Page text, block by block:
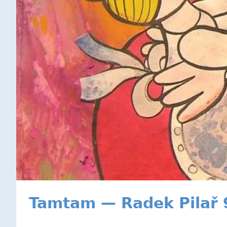
Tamtam — Radek Pilař